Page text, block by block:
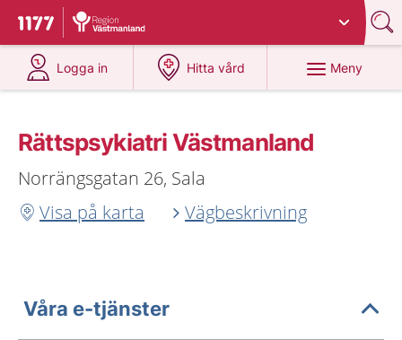
Till startsidan för 1177
Du har valt region
Logga in
på 1177.se
Hitta vård
på 1177.se
Meny
Rättspsykiatri Västmanland
Norrängsgatan 26, Sala
Visa på karta
Vägbeskrivning
Våra e-tjänster